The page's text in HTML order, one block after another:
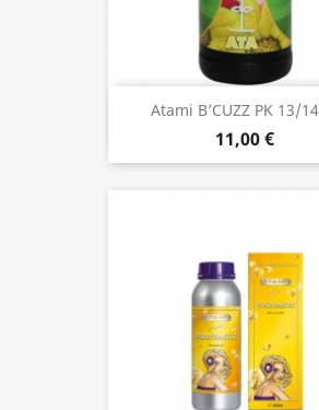
Atami B’CUZZ PK 13/
11,00 €